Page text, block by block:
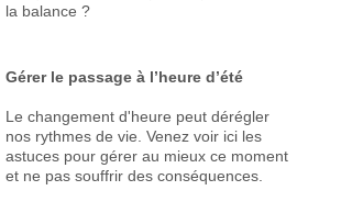
la balance ?
Gérer le passage à l’heure d’été
Le changement d'heure peut dérégler
nos rythmes de vie. Venez voir ici les
astuces pour gérer au mieux ce moment
et ne pas souffrir des conséquences.